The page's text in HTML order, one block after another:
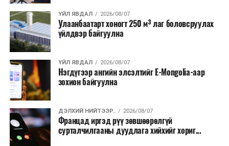
анхааруулсан бөгөөд энэ нь гал унтраах ажиллагаанд
шинэ сорилт учруулж болзошгүйг онцолжээ.
ҮЙЛ ЯВДАЛ 2026/08/07
Улаанбаатарт хоногт 250 м³ лаг боловсруулах
үйлдвэр байгуулна
ҮЙЛ ЯВДАЛ 2026/08/07
Нэгдүгээр ангийн элсэлтийг E-Mongolia-аар
зохион байгуулна
ДЭЛХИЙ НИЙТЭЭР.. 2026/08/07
Францад иргэд рүү зөвшөөрөлгүй
сурталчилгааны дуудлага хийхийг хориг...